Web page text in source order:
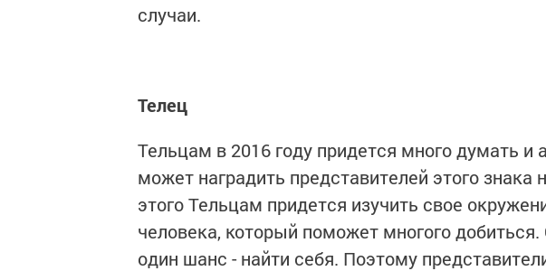
случаи.
Телец
Тельцам в 2016 году придется много думать и
может наградить представителей этого
этого Тельцам придется изу­чить свое
человека, который поможет многого
один шанс - найти себя. Поэтому